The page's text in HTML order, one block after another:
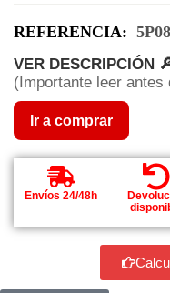
REFERENCIA:
VER DESCRIPCIÓN
(Importante leer antes
Ir a comprar
Envíos 24/48h